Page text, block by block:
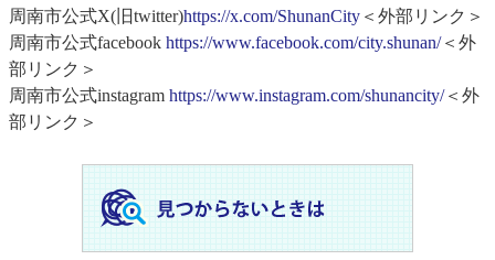
周南市公式X(旧twitter)https://x.com/ShunanCity ＜外部リンク＞
周南市公式facebook https://www.facebook.com/city.shunan/＜外
部リンク＞
周南市公式instagram https://www.instagram.com/shunancity/＜外
部リンク＞